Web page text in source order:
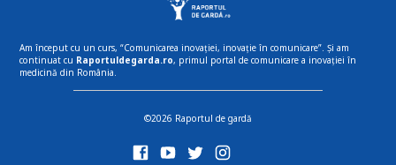
Am început cu un curs, “Comunicarea inovației, inovație în comunicare”. Și am
continuat cu Raportuldegarda.ro, primul portal de comunicare a inovației în
medicină din România.
©2026 Raportul de gardă